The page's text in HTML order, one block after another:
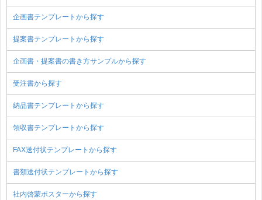
企画書テンプレートから探す
提案書テンプレートから探す
企画書・提案書の書き方サンプルから探す
受注書から探す
納品書テンプレートから探す
領収書テンプレートから探す
FAX送付状テンプレートから探す
書類送付状テンプレートから探す
社内啓蒙ポスターから探す